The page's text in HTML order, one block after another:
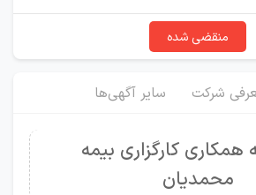
منقضی شده
شرکت سایر آگهی‌ها
کارگزاری بیمه
محمدیان